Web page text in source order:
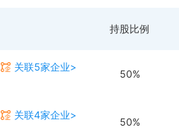
持股比例
关联5家企业>
50%
关联4家企业>
50%